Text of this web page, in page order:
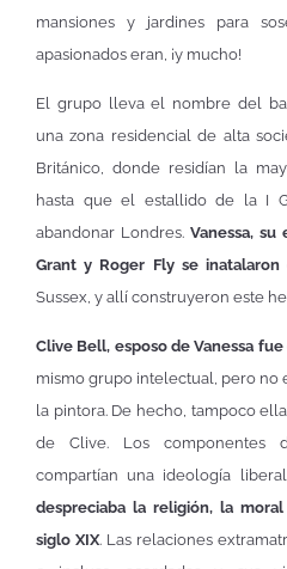
mansiones y jardines para
apasionados eran, ¡y mucho!
El grupo lleva el nombre del
una zona residencial de alta
Británico, donde residían la
hasta que el estallido de la I
abandonar Londres. Vanessa, su
Grant y Roger Fly se inatalaron
Sussex, y allí construyeron este
Clive Bell, esposo de Vanessa
mismo grupo intelectual, pero no
la pintora. De hecho, tampoco
de Clive. Los componentes
compartían una ideología
despreciaba la religión, la
siglo XIX. Las relaciones